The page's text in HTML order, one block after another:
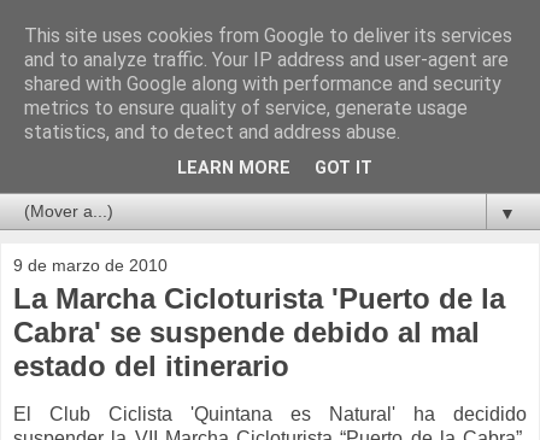
▼
9 de marzo de 2010
La Marcha Cicloturista 'Puerto de la
Cabra' se suspende debido al mal
estado del itinerario
El Club Ciclista 'Quintana es Natural' ha decidido
This site uses cookies from Google to deliver its services
and to analyze traffic. Your IP address and user-agent are
shared with Google along with performance and security
metrics to ensure quality of service, generate usage
statistics, and to detect and address abuse.
LEARN MORE GOT IT